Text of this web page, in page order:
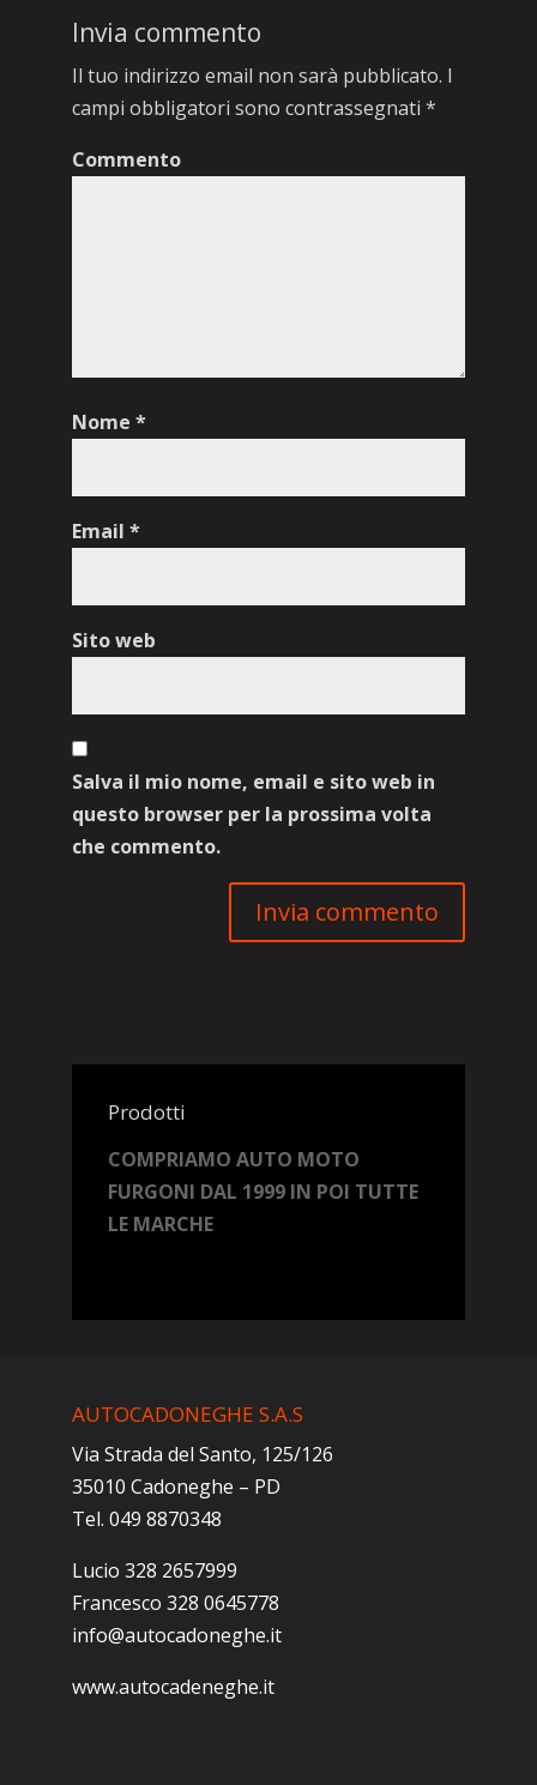
Invia commento
Il tuo indirizzo email non sarà pubblicato. I
campi obbligatori sono contrassegnati *
Commento
Nome *
Email *
Sito web
Salva il mio nome, email e sito web in
questo browser per la prossima volta
che commento.
Prodotti
COMPRIAMO AUTO MOTO
FURGONI DAL 1999 IN POI TUTTE
LE MARCHE
AUTOCADONEGHE S.A.S
Via Strada del Santo, 125/126
35010 Cadoneghe – PD
Tel. 049 8870348
Lucio 328 2657999
Francesco 328 0645778
info@autocadoneghe.it
www.autocadeneghe.it